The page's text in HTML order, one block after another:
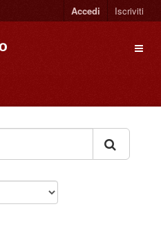
Accedi Iscriviti